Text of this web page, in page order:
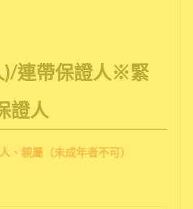
)/連帶保證人※緊
證人
、親屬（未成年者不可）